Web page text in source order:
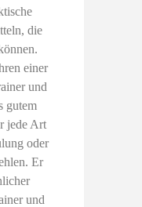
die
einer
und
gutem
jede Art
oder
Er
und